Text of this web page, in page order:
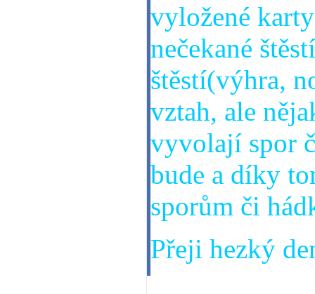
vyložené
nečekané
štěstí(výhra,
vztah, ale
vyvolají spor
bude a díky
sporům či
Přeji hezký